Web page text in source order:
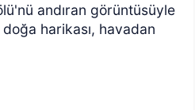
andıran görüntüsüyle
harikası, havadan